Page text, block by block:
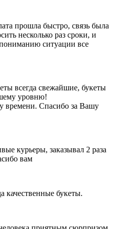
прошла быстро, связь была
несколько раз сроки, и
ситуации все
всегда свежайшие, букеты
уровню!
времени. Спасибо за Вашу
курьеры, заказывал 2 раза
вам
качественные букеты.